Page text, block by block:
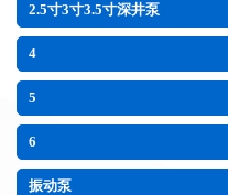
2.5寸3寸3.5寸深井泵
4
5
6
振动泵